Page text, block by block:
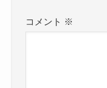
コメント ※